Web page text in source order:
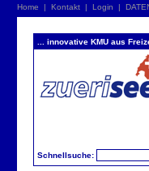
Home | Kontakt | Login |
... innovative KMU aus
Schnellsuche: